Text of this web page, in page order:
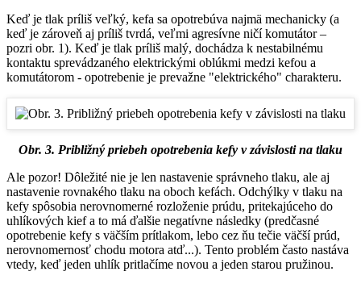
Keď je tlak príliš veľký, kefa sa opotrebúva najmä mechanicky (a
keď je zároveň aj príliš tvrdá, veľmi agresívne ničí komutátor –
pozri obr. 1). Keď je tlak príliš malý, dochádza k nestabilnému
kontaktu sprevádzaného elektrickými oblúkmi medzi kefou a
komutátorom - opotrebenie je prevažne "elektrického" charakteru.
Obr. 3. Približný priebeh opotrebenia kefy v závislosti na tlaku
Ale pozor! Dôležité nie je len nastavenie správneho tlaku, ale aj
nastavenie rovnakého tlaku na oboch kefách. Odchýlky v tlaku na
kefy spôsobia nerovnomerné rozloženie prúdu, pritekajúceho do
uhlíkových kief a to má ďalšie negatívne následky (predčasné
opotrebenie kefy s väčším prítlakom, lebo cez ňu tečie väčší prúd,
nerovnomernosť chodu motora atď...). Tento problém často nastáva
vtedy, keď jeden uhlík pritlačíme novou a jeden starou pružinou.